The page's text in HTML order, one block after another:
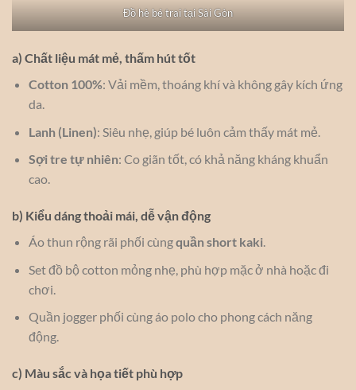
Đồ hè bé trai tại Sài Gòn
a) Chất liệu mát mẻ, thấm hút tốt
Cotton 100%: Vải mềm, thoáng khí và không gây kích ứng
da.
Lanh (Linen): Siêu nhẹ, giúp bé luôn cảm thấy mát mẻ.
Sợi tre tự nhiên: Co giãn tốt, có khả năng kháng khuẩn
cao.
b) Kiểu dáng thoải mái, dễ vận động
Áo thun rộng rãi phối cùngquần short kaki.
Set đồ bộ cotton mỏng nhẹ, phù hợp mặc ở nhà hoặc đi
chơi.
Quần jogger phối cùng áo polo cho phong cách năng
động.
c) Màu sắc và họa tiết phù hợp